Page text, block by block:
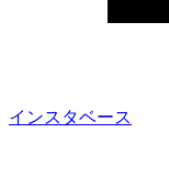
インスタベース